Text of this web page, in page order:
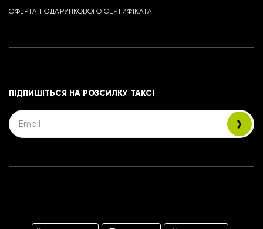
ОФЕРТА ПОДАРУНКОВОГО СЕРТИФІКАТА
ПІДПИШІТЬСЯ НА РОЗСИЛКУ ТАКСІ